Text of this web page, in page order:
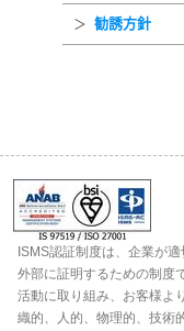
勧誘方針
ISMS認証制度は、企業が
外部に証明するための制度
活動に取り組み、お客様よ
織的、人的、物理的、技術